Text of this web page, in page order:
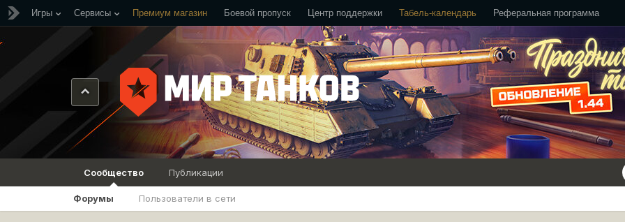
Игры Сервисы Премиум магазин Боевой пропуск Центр поддержки Табель-календарь Реферальная программа
Сообщество
Форумы Пользователи в сети
Публикации